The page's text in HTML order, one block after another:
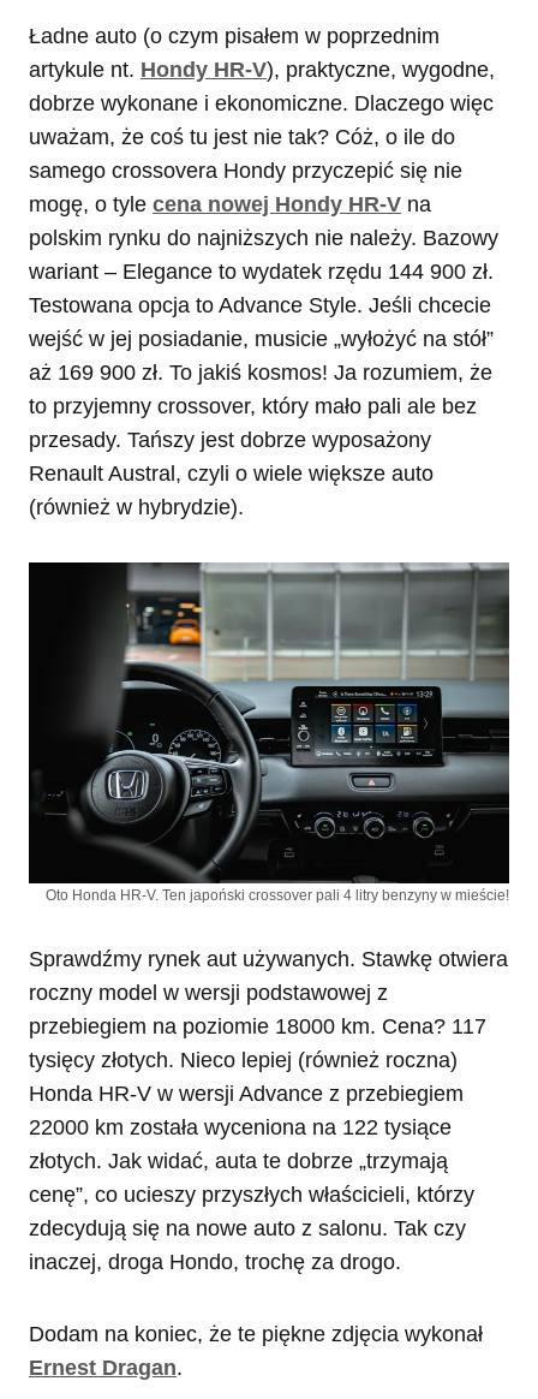
Ładne auto (o czym pisałem w poprzednim
artykule nt. Hondy HR-V), praktyczne, wygodne,
dobrze wykonane i ekonomiczne. Dlaczego więc
uważam, że coś tu jest nie tak? Cóż, o ile do
samego crossovera Hondy przyczepić się nie
mogę, o tyle cena nowej Hondy HR-V na
polskim rynku do najniższych nie należy. Bazowy
wariant – Elegance to wydatek rzędu 144 900 zł.
Testowana opcja to Advance Style. Jeśli chcecie
wejść w jej posiadanie, musicie „wyłożyć na stół”
aż 169 900 zł. To jakiś kosmos! Ja rozumiem, że
to przyjemny crossover, który mało pali ale bez
przesady. Tańszy jest dobrze wyposażony
Renault Austral, czyli o wiele większe auto
(również w hybrydzie).
Oto Honda HR-V. Ten japoński crossover pali 4 litry benzyny w mieście!
Sprawdźmy rynek aut używanych. Stawkę otwiera
roczny model w wersji podstawowej z
przebiegiem na poziomie 18000 km. Cena? 117
tysięcy złotych. Nieco lepiej (również roczna)
Honda HR-V w wersji Advance z przebiegiem
22000 km została wyceniona na 122 tysiące
złotych. Jak widać, auta te dobrze „trzymają
cenę”, co ucieszy przyszłych właścicieli, którzy
zdecydują się na nowe auto z salonu. Tak czy
inaczej, droga Hondo, trochę za drogo.
Dodam na koniec, że te piękne zdjęcia wykonał
Ernest Dragan.